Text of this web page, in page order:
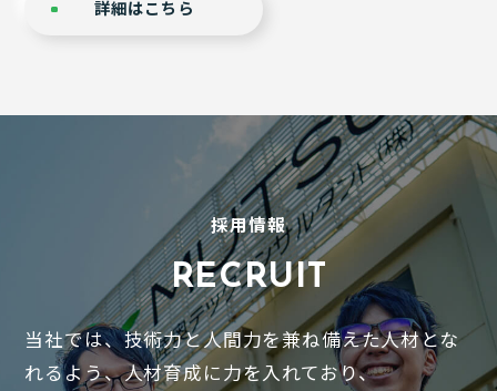
詳細はこちら
採用情報
RECRUIT
当社では、技術力と人間力を兼ね備えた人材とな
れるよう、人材育成に力を入れており、